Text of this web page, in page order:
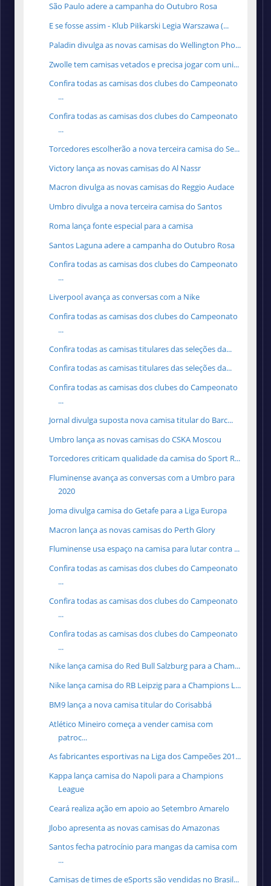
São Paulo adere a campanha do Outubro Rosa
E se fosse assim - Klub Piłkarski Legia Warszawa (...
Paladin divulga as novas camisas do Wellington Pho...
Zwolle tem camisas vetados e precisa jogar com uni...
Confira todas as camisas dos clubes do Campeonato
...
Confira todas as camisas dos clubes do Campeonato
...
Torcedores escolherão a nova terceira camisa do Se...
Victory lança as novas camisas do Al Nassr
Macron divulga as novas camisas do Reggio Audace
Umbro divulga a nova terceira camisa do Santos
Roma lança fonte especial para a camisa
Santos Laguna adere a campanha do Outubro Rosa
Confira todas as camisas dos clubes do Campeonato
...
Liverpool avança as conversas com a Nike
Confira todas as camisas dos clubes do Campeonato
...
Confira todas as camisas titulares das seleções da...
Confira todas as camisas titulares das seleções da...
Confira todas as camisas dos clubes do Campeonato
...
Jornal divulga suposta nova camisa titular do Barc...
Umbro lança as novas camisas do CSKA Moscou
Torcedores criticam qualidade da camisa do Sport R...
Fluminense avança as conversas com a Umbro para
2020
Joma divulga camisa do Getafe para a Liga Europa
Macron lança as novas camisas do Perth Glory
Fluminense usa espaço na camisa para lutar contra ...
Confira todas as camisas dos clubes do Campeonato
...
Confira todas as camisas dos clubes do Campeonato
...
Confira todas as camisas dos clubes do Campeonato
...
Nike lança camisa do Red Bull Salzburg para a Cham...
Nike lança camisa do RB Leipzig para a Champions L...
BM9 lança a nova camisa titular do Corisabbá
Atlético Mineiro começa a vender camisa com
patroc...
As fabricantes esportivas na Liga dos Campeões 201...
Kappa lança camisa do Napoli para a Champions
League
Ceará realiza ação em apoio ao Setembro Amarelo
Jlobo apresenta as novas camisas do Amazonas
Santos fecha patrocínio para mangas da camisa com
...
Camisas de times de eSports são vendidas no Brasil...